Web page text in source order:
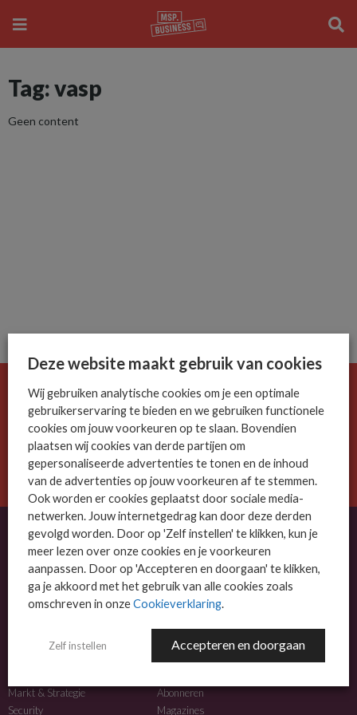
Tag: vasp
Geen content
De ICT-wereld is snel. Mis niets.
Meld je nu aan voor de MSP Business nieuwsbrief.
AANMELDEN
OVER MSP BUSINESS
MSP Business is het kennisplatform voor IT-dienstverleners met MKB-focus.
NIEUWS
Markt & Strategie
Security
MEER INFO
Abonneren
Magazines
Deze website maakt gebruik van cookies
Wij gebruiken analytische cookies om je een optimale
gebruikerservaring te bieden en we gebruiken functionele
cookies om jouw voorkeuren op te slaan. Bovendien
plaatsen wij cookies van derde partijen om
gepersonaliseerde advertenties te tonen en de inhoud
van de advertenties op jouw voorkeuren af te stemmen.
Ook worden er cookies geplaatst door sociale media-
netwerken. Jouw internetgedrag kan door deze derden
gevolgd worden. Door op 'Zelf instellen' te klikken, kun je
meer lezen over onze cookies en je voorkeuren
aanpassen. Door op 'Accepteren en doorgaan' te klikken,
ga je akkoord met het gebruik van alle cookies zoals
omschreven in onzeCookieverklaring.
Zelf instellen Accepteren en doorgaan